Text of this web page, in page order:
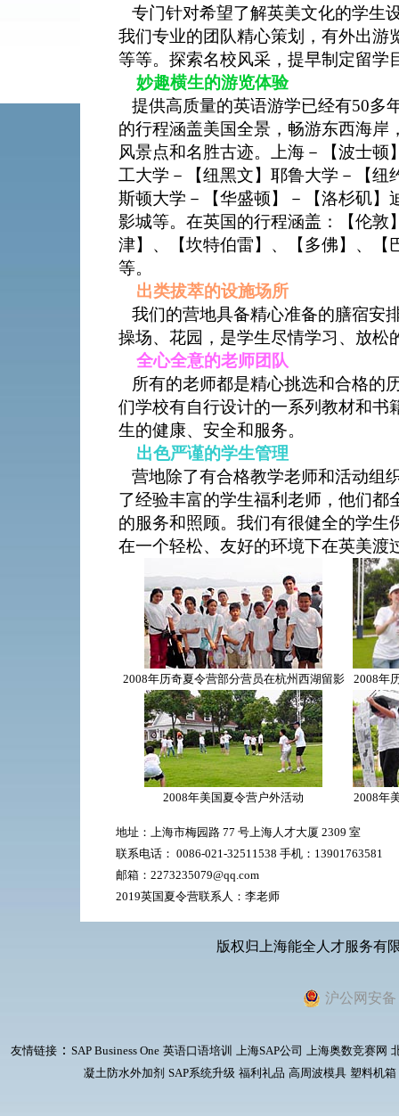
专门针对希望了解英美文化的学生
我们专业的团队精心策划，有外出游
等等。探索名校风采，提早制定留学
妙趣横生的游览体验
提供高质量的英语游学已经有50多
的行程涵盖美国全景，畅游东西海岸
风景点和名胜古迹。上海－【波士顿
工大学－【纽黑文】耶鲁大学－【纽
斯顿大学－【华盛顿】－【洛杉矶】
影城等。在英国的行程涵盖：【伦敦
津】、【坎特伯雷】、【多佛】、【
等。
出类拔萃的设施场所
我们的营地具备精心准备的膳宿安
操场、花园，是学生尽情学习、放松
全心全意的老师团队
所有的老师都是精心挑选和合格的
们学校有自行设计的一系列教材和书
生的健康、安全和服务。
出色严谨的学生管理
营地除了有合格教学老师和活动组
了经验丰富的学生福利老师，他们都
的服务和照顾。我们有很健全的学生
在一个轻松、友好的环境下在英美渡
2008年历奇夏令营部分营员在杭州西湖留影 2008年
2008年美国夏令营户外活动 2008年
地址：上海市梅园路 77 号上海人才大厦 2309 室
联系电话： 0086-021-32511538 手机：13901763581
邮箱：2273235079@qq.com
2019英国夏令营联系人：李老师
版权归上海能全人才服务有
沪公网安备
友情链接 ： SAP Business One 英语口语培训 上海SAP公司 上海奥数竞赛网
凝土防水外加剂 SAP系统升级 福利礼品 高周波模具 塑料机箱